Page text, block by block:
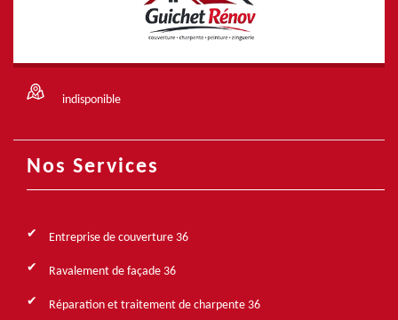
indisponible
Nos Services
Entreprise de couverture 36
Ravalement de façade 36
Réparation et traitement de charpente 36